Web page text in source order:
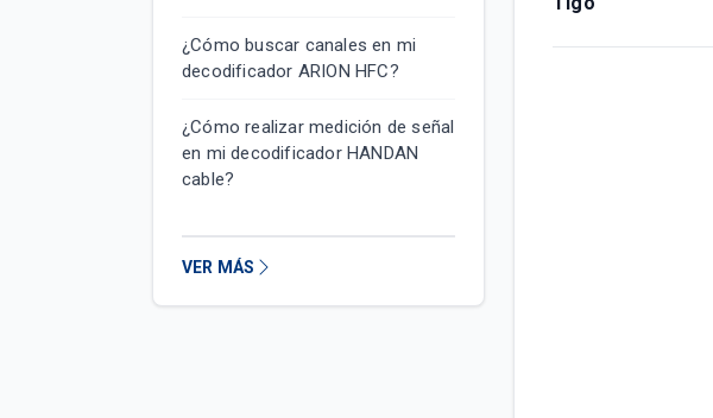
¿Cómo buscar canales en mi
decodificador ARION HFC?
¿Cómo realizar medición de señal
en mi decodificador HANDAN
cable?
VER MÁS